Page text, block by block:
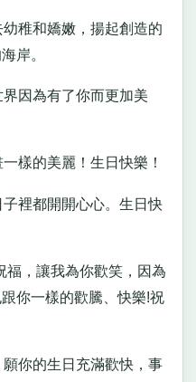
稚和嬌嫩，揚起創造的
岸。
因為有了你而更加美
的美麗！生日快樂！
裡都開開心心。生日快
，讓我為你歡笑，因為
你一樣的歡騰、快樂!祝
你的生日充滿歡快，事